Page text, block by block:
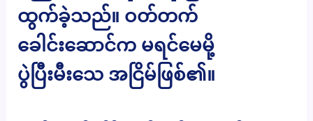
ထွက်ခဲ့သည်။ ဝတ်တက်
ခေါင်းဆောင်က မရင်မေမို့
ပွဲပြီးမီးသေ အငြိမ်ဖြစ်၏။